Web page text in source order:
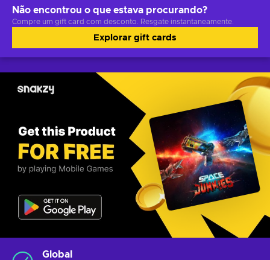
Não encontrou o que estava procurando?
Compre um gift card com desconto. Resgate instantaneamente.
Explorar gift cards
Global